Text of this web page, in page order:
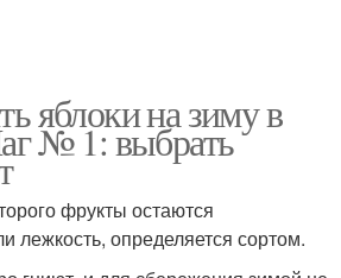
яблоки на зиму в
№ 1: выбрать
фрукты остаются
лежкость, определяется сортом.